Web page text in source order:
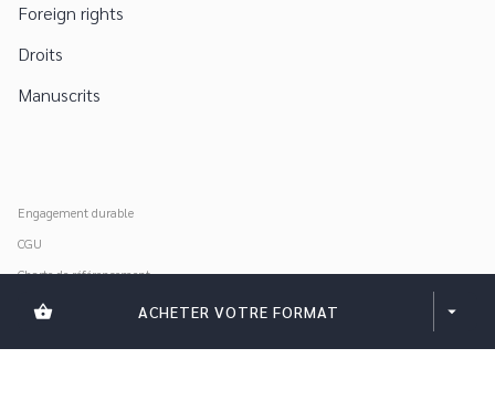
shopping_basket ACHETER VOTRE FORMAT arrow_drop_down
Foreign rights
Droits
Manuscrits
Engagement durable
CGU
Charte de référencement
Données personnelles